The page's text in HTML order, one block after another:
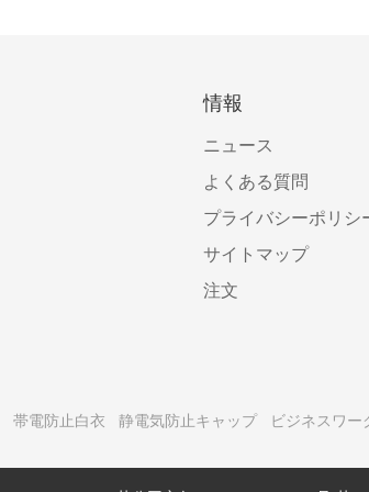
情報
ニュース
よくある質問
プライバシーポリシ
サイトマップ
注文
帯電防止白衣 静電気防止キャップ ビジネスワー